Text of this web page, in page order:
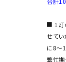
■ 1灯
せてい
に8～
繁忙